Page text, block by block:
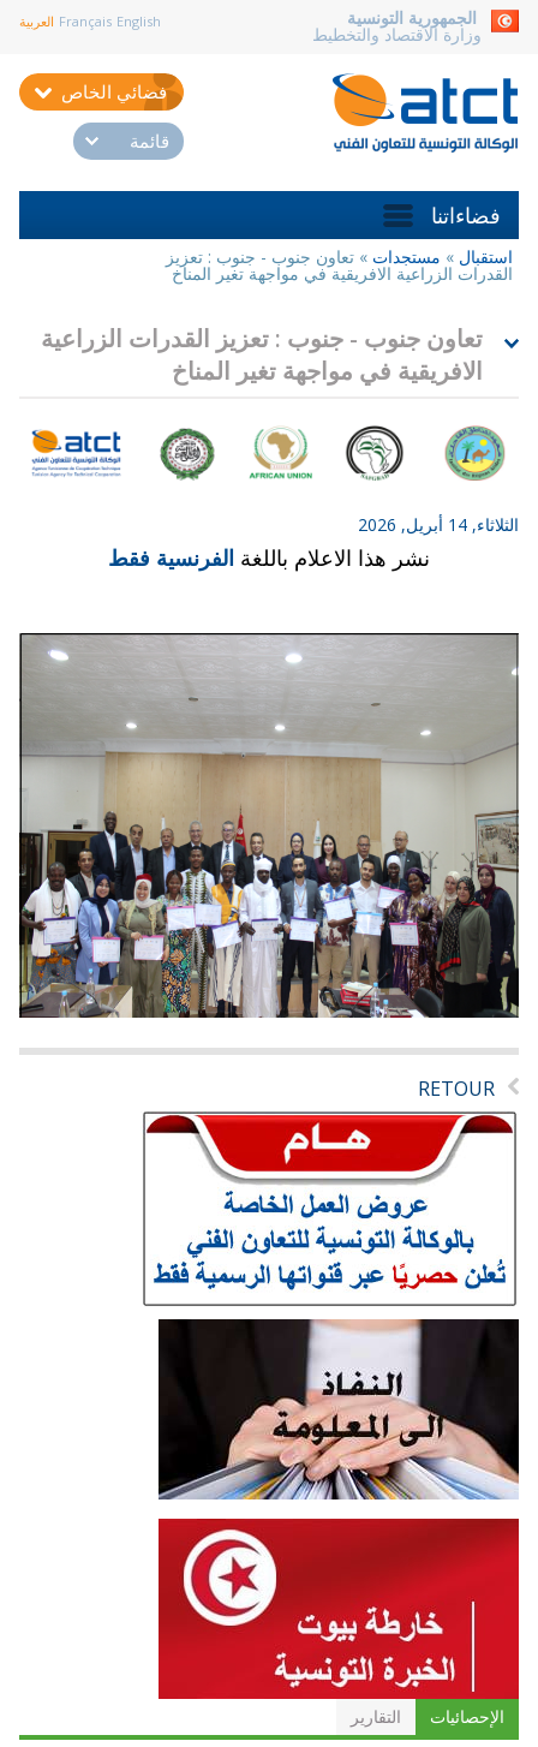
الجمهورية التونسية
وزارة الاقتصاد والتخطيط
Français English العربية
فضائي الخاص
قائمة
فضاءاتنا
أنت
هنا
استقبال » مستجدات » تعاون جنوب - جنوب : تعزيز
القدرات الزراعية الافريقية في مواجهة تغير المناخ
تعاون جنوب - جنوب : تعزيز القدرات الزراعية
الافريقية في مواجهة تغير المناخ
الثلاثاء, 14 أبريل, 2026
نشر هذا الاعلام باللغة الفرنسية فقط
RETOUR
الإحصائيات التقارير